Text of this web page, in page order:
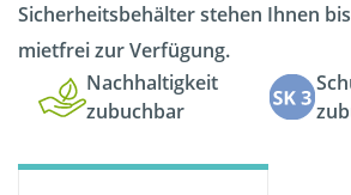
Sicherheitsbehälter stehen Ihnen
mietfrei zur Verfügung.
Nachhaltigkeit
zubuchbar